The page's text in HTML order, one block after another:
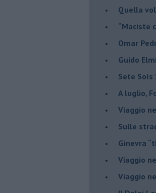
Quella
​“Maciste
​Omar
Guido
Sete Soís
​A luglio,
Viaggio
Sulle
​Ginevra
Viaggio
​Viaggio